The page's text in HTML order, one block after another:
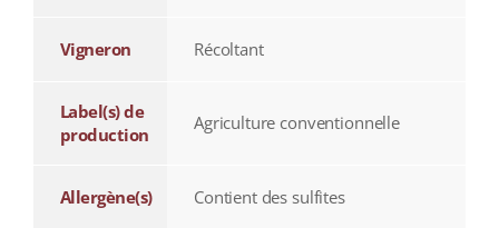
Vigneron Récoltant
Label(s) de
production
Agriculture conventionnelle
Allergène(s) Contient des sulfites